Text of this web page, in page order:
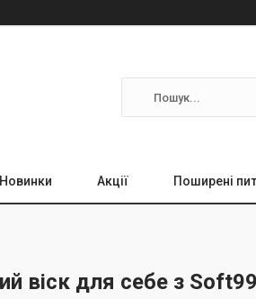
Новинки Акції Поширені
віск для себе з